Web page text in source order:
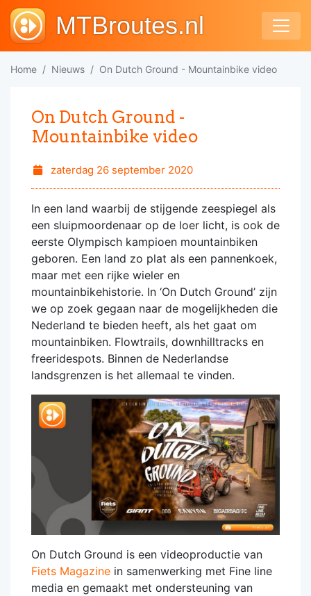
MTBroutes.nl
Home Nieuws On Dutch Ground - Mountainbike video
On Dutch Ground -
Mountainbike video
zaterdag 26 september 2020
In een land waarbij de stijgende zeespiegel als
een sluipmoordenaar op de loer licht, is ook de
eerste Olympisch kampioen mountainbiken
geboren. Een land zo plat als een pannenkoek,
maar met een rijke wieler en
mountainbikehistorie. In ‘On Dutch Ground’ zijn
we op zoek gegaan naar de mogelijkheden die
Nederland te bieden heeft, als het gaat om
mountainbiken. Flowtrails, downhilltracks en
freeridespots. Binnen de Nederlandse
landsgrenzen is het allemaal te vinden.
On Dutch Ground is een videoproductie van
Fiets Magazine in samenwerking met Fine line
media en gemaakt met ondersteuning van